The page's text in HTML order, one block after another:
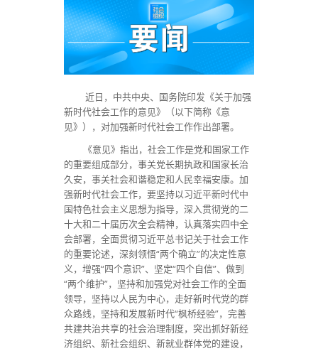
近日，中共中央、国务院印发《关于加强
新时代社会工作的意见》（以下简称《意
见》），对加强新时代社会工作作出部署。
《意见》指出，社会工作是党和国家工作
的重要组成部分，事关党长期执政和国家长治
久安，事关社会和谐稳定和人民幸福安康。加
强新时代社会工作，要坚持以习近平新时代中
国特色社会主义思想为指导，深入贯彻党的二
十大和二十届历次全会精神，认真落实四中全
会部署，全面贯彻习近平总书记关于社会工作
的重要论述，深刻领悟“两个确立”的决定性意
义，增强“四个意识”、坚定“四个自信”、做到
“两个维护”，坚持和加强党对社会工作的全面
领导，坚持以人民为中心，走好新时代党的群
众路线，坚持和发展新时代“枫桥经验”，完善
共建共治共享的社会治理制度，突出抓好新经
济组织、新社会组织、新就业群体党的建设，